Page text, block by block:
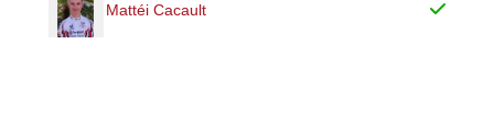
Mattéi Cacault